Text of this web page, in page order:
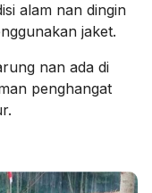
alam nan dingin
jaket.
nan ada di
penghangat